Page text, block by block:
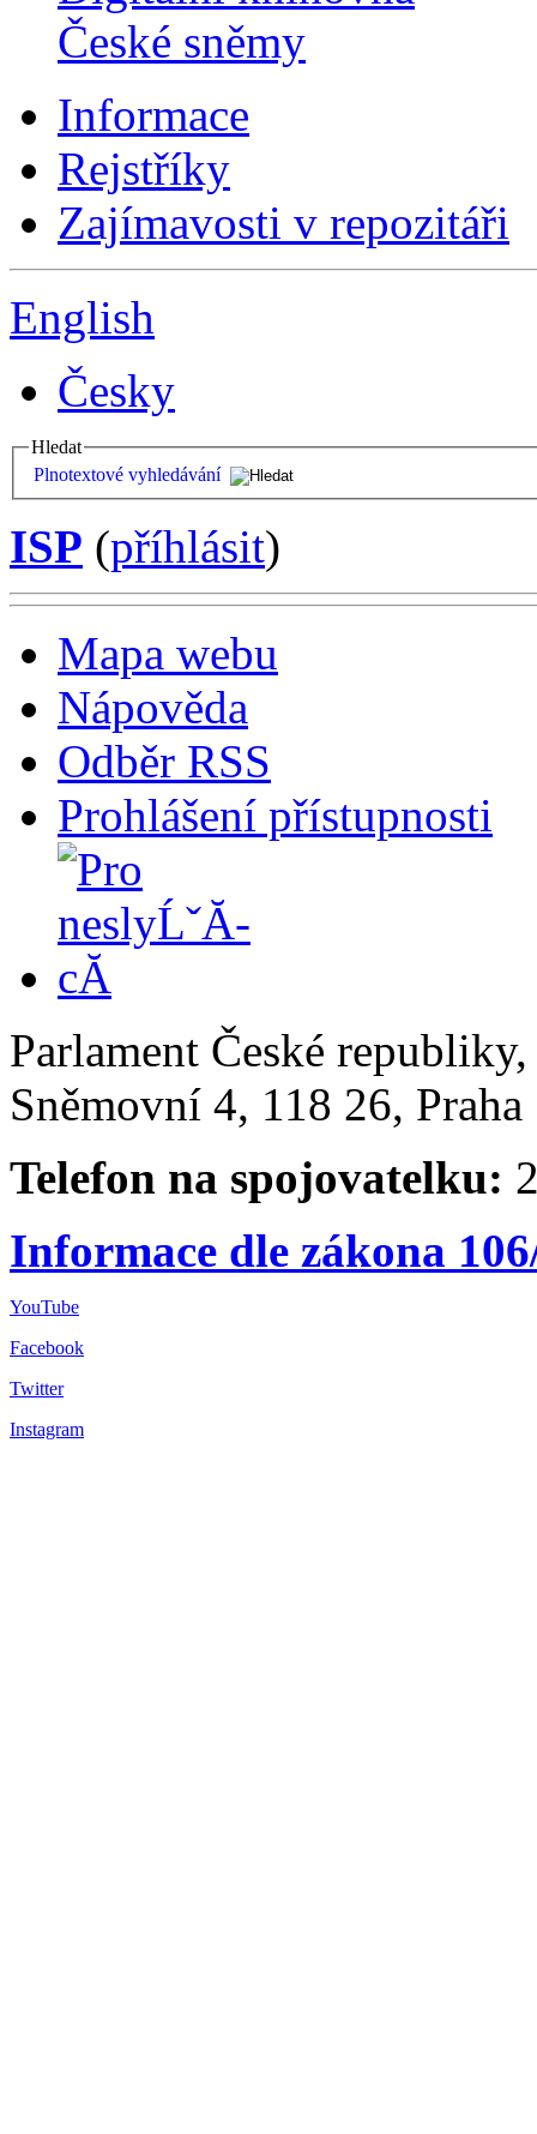
České sněmy
Informace
Rejstříky
Zajímavosti v repozitáři
English
Česky
Hledat
Plnotextové vyhledávání
ISP (příhlásit)
Mapa webu
Nápověda
Odběr RSS
Prohlášení přístupnosti
Parlament České
Sněmovní 4, 118 26,
Telefon na spojovatelku:
Informace dle zákona
YouTube
Facebook
Twitter
Instagram